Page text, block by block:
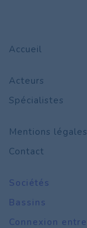
Accueil
Acteurs
Spécialistes
Mentions légales
Contact
Sociétés
Bassins
Connexion